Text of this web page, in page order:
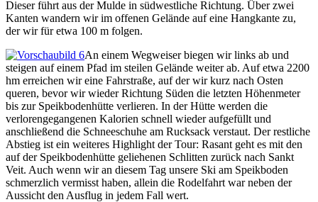
Dieser führt aus der Mulde in südwestliche Richtung. Über zwei
Kanten wandern wir im offenen Gelände auf eine Hangkante zu,
der wir für etwa 100 m folgen.
An einem Wegweiser biegen wir links ab und
steigen auf einem Pfad im steilen Gelände weiter ab. Auf etwa 2200
hm erreichen wir eine Fahrstraße, auf der wir kurz nach Osten
queren, bevor wir wieder Richtung Süden die letzten Höhenmeter
bis zur Speikbodenhütte verlieren. In der Hütte werden die
verlorengegangenen Kalorien schnell wieder aufgefüllt und
anschließend die Schneeschuhe am Rucksack verstaut. Der restliche
Abstieg ist ein weiteres Highlight der Tour: Rasant geht es mit den
auf der Speikbodenhütte geliehenen Schlitten zurück nach Sankt
Veit. Auch wenn wir an diesem Tag unsere Ski am Speikboden
schmerzlich vermisst haben, allein die Rodelfahrt war neben der
Aussicht den Ausflug in jedem Fall wert.